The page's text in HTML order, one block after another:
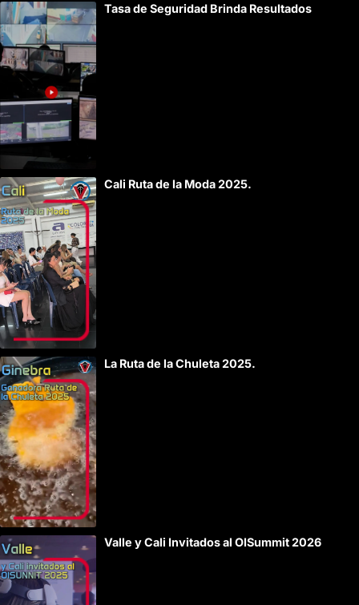
Tasa de Seguridad Brinda Resultados
Cali Ruta de la Moda 2025.
La Ruta de la Chuleta 2025.
Valle y Cali Invitados al OISummit 2026